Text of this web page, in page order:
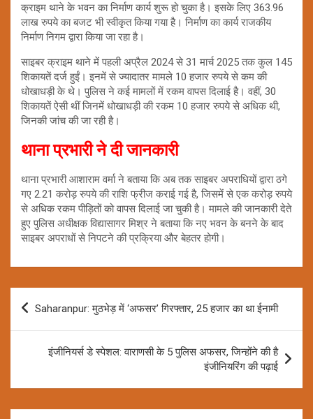
क्राइम थाने के भवन का निर्माण कार्य शुरू हो चुका है। इसके लिए 363.96
लाख रुपये का बजट भी स्वीकृत किया गया है। निर्माण का कार्य राजकीय
निर्माण निगम द्वारा किया जा रहा है।
साइबर क्राइम थाने में पहली अप्रैल 2024 से 31 मार्च 2025 तक कुल 145
शिकायतें दर्ज हुईं। इनमें से ज्यादातर मामले 10 हजार रुपये से कम की
धोखाधड़ी के थे। पुलिस ने कई मामलों में रकम वापस दिलाई है। वहीं, 30
शिकायतें ऐसी थीं जिनमें धोखाधड़ी की रकम 10 हजार रुपये से अधिक थी,
जिनकी जांच की जा रही है।
थाना प्रभारी ने दी जानकारी
थाना प्रभारी आशाराम वर्मा ने बताया कि अब तक साइबर अपराधियों द्वारा ठगे
गए 2.21 करोड़ रुपये की राशि फ्रीज कराई गई है, जिसमें से एक करोड़ रुपये
से अधिक रकम पीड़ितों को वापस दिलाई जा चुकी है। मामले की जानकारी देते
हुए पुलिस अधीक्षक विद्यासागर मिश्र ने बताया कि नए भवन के बनने के बाद
साइबर अपराधों से निपटने की प्रक्रिया और बेहतर होगी।
Post
navigation
Saharanpur: मुठभेड़ में ‘अफसर’ गिरफ्तार, 25 हजार का था ईनामी
इंजीनियर्स डे स्पेशल: वाराणसी के 5 पुलिस अफसर, जिन्होंने की है
इंजीनियरिंग की पढ़ाई